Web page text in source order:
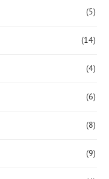
(5)
(14)
(4)
(6)
(8)
(9)